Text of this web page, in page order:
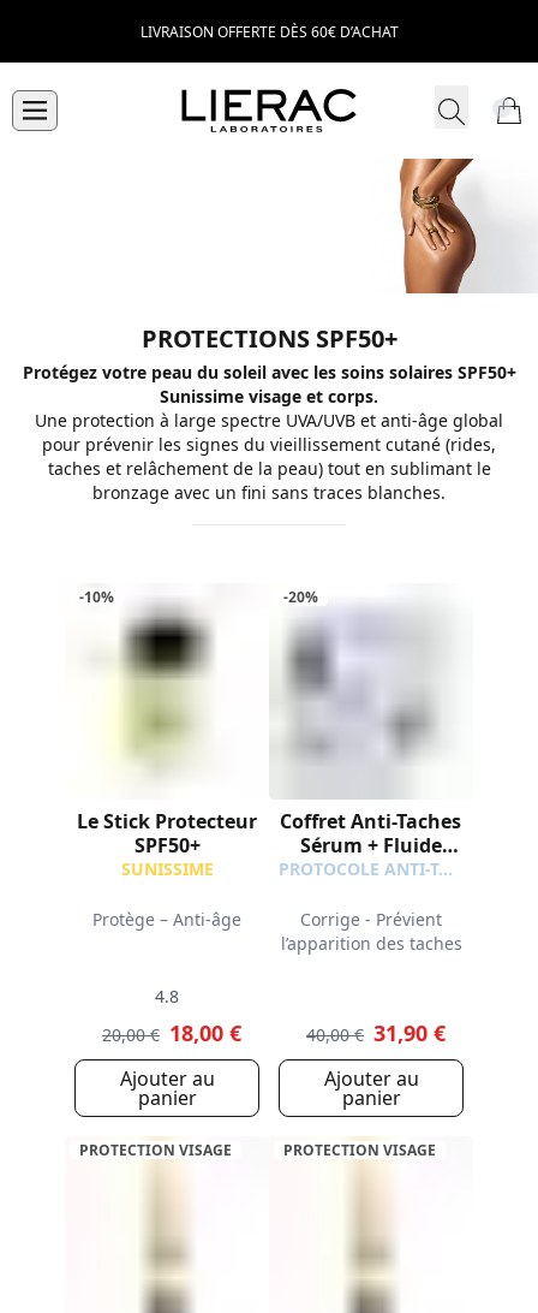
LIVRAISON OFFERTE DÈS 60€ D’ACHAT
PROTECTIONS SPF50+
Protégez votre peau du soleil avec les soins solaires SPF50+
Sunissime visage et corps.
Une protection à large spectre UVA/UVB et anti-âge global
pour prévenir les signes du vieillissement cutané (rides,
taches et relâchement de la peau) tout en sublimant le
bronzage avec un fini sans traces blanches.
-10%
Le Stick Protecteur
SPF50+
SUNISSIME
Protège – Anti-âge
4.8
20,00 € 18,00 €
Ajouter au
panier
-20%
Coffret Anti-Taches
Sérum + Fluide
Solaire SPF50+PROTOCOLE ANTI-TACHES
Corrige - Prévient
l’apparition des taches
40,00 € 31,90 €
Ajouter au
panier
PROTECTION VISAGE PROTECTION VISAGE